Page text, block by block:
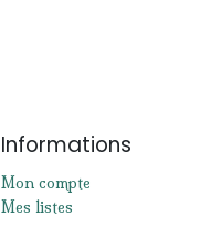
Informations
Mon compte
Mes listes